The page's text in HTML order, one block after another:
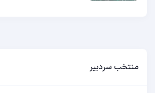
منتخب سردبیر